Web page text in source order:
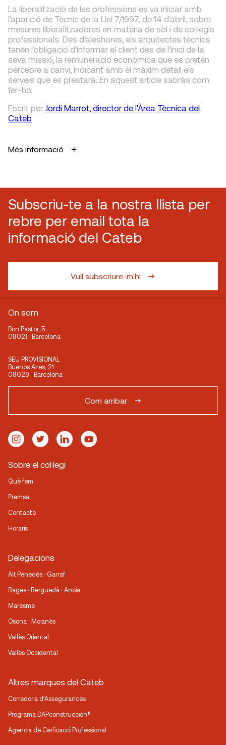
La liberalització de les professions es va iniciar amb
l’aparició de Tècnic de la Llei 7/1997, de 14 d’abril, sobre
mesures liberalitzadores en matèria de sòl i de col·legis
professionals. Des d’aleshores, els arquitectes tècnics
tenen l’obligació d’informar el client des de l’inici de la
seva missió, la remuneració econòmica que es pretén
percebre a canvi, indicant amb el màxim detall els
serveis que es prestarà. En aquest article sabràs com
fer-ho.
Escrit per Jordi Marrot, director de l'Àrea Tècnica del
Cateb
Més informació
Subscriu-te a la nostra llista per
rebre per email tota la
informació del Cateb
Vull subscriure-m'hi
On som
Bon Pastor, 5
08021 · Barcelona
SEU PROVISIONAL
Buenos Aires, 21
08029 · Barcelona
Com arribar
Sobre el col·legi
Què fem
Premsa
Contacte
Horaris
Delegacions
Alt Penedès · Garraf
Bages · Berguedà · Anoia
Maresme
Osona · Moianès
Vallès Oriental
Vallès Occidental
Altres marques del Cateb
Corredoria d’Assegurances
Programa DAPconstrucción®
Agencia de Cerficació Professional